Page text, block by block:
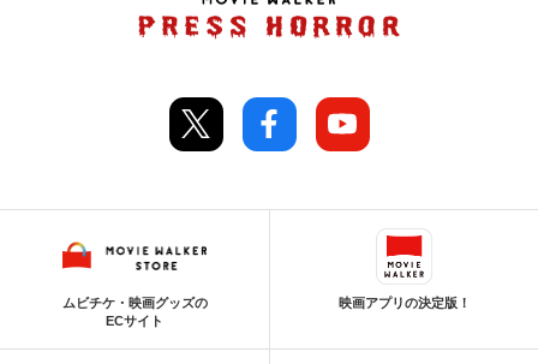
ムビチケ・映画グッズの
ECサイト
映画アプリの決定版！